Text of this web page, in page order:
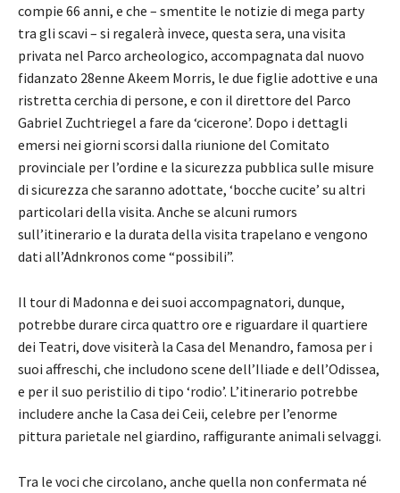
compie 66 anni, e che – smentite le notizie di mega party
tra gli scavi – si regalerà invece, questa sera, una visita
privata nel Parco archeologico, accompagnata dal nuovo
fidanzato 28enne Akeem Morris, le due figlie adottive e una
ristretta cerchia di persone, e con il direttore del Parco
Gabriel Zuchtriegel a fare da ‘cicerone’. Dopo i dettagli
emersi nei giorni scorsi dalla riunione del Comitato
provinciale per l’ordine e la sicurezza pubblica sulle misure
di sicurezza che saranno adottate, ‘bocche cucite’ su altri
particolari della visita. Anche se alcuni rumors
sull’itinerario e la durata della visita trapelano e vengono
dati all’Adnkronos come “possibili”.
Il tour di Madonna e dei suoi accompagnatori, dunque,
potrebbe durare circa quattro ore e riguardare il quartiere
dei Teatri, dove visiterà la Casa del Menandro, famosa per i
suoi affreschi, che includono scene dell’Iliade e dell’Odissea,
e per il suo peristilio di tipo ‘rodio’. L’itinerario potrebbe
includere anche la Casa dei Ceii, celebre per l’enorme
pittura parietale nel giardino, raffigurante animali selvaggi.
Tra le voci che circolano, anche quella non confermata né